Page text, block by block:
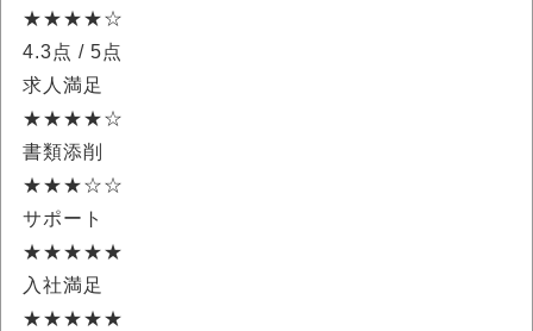
★★★★☆
4.3点 / 5点
求人満足
★★★★☆
書類添削
★★★☆☆
サポート
★★★★★
入社満足
★★★★★